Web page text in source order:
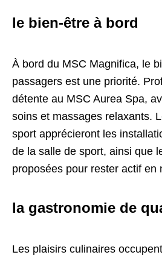
le bien-être à bord
À bord du MSC Magnifica, le
passagers est une priorité.
détente au MSC Aurea Spa,
soins et massages relaxants.
sport apprécieront les
de la salle de sport, ainsi que
proposées pour rester actif en
la gastronomie de
Les plaisirs culinaires